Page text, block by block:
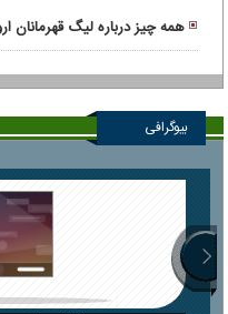
همه چیز درباره لیگ قهرمانان
بیوگرافی